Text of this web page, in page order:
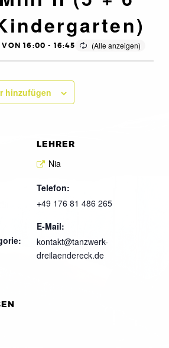
16:00 - 16:45
hinzufügen
LEHRER
Nia
Telefon:
+49 176 81 486 265
E-Mail:
kontakt@tanzwerk-
dreilaendereck.de